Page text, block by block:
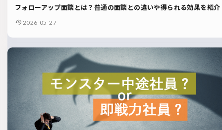
フォローアップ面談とは？普通の面談との違いや得られる効果を紹介
2026-05-27